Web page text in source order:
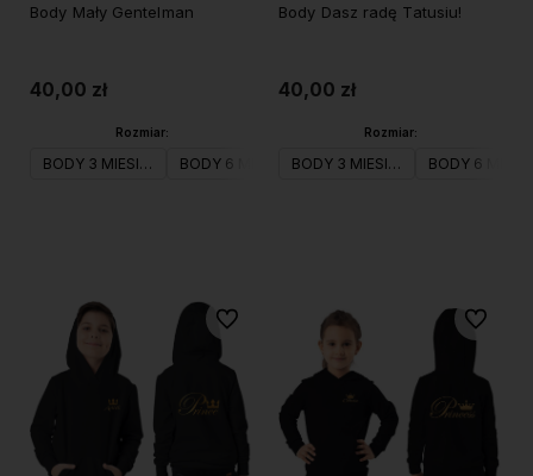
Body Mały Gentelman
40,00 zł
Rozmiar:
BODY 3 MIESIĄC BODY 6 MIESIĄC BODY 9 MIESIĄC BODY 12
Body Dasz radę Tatusiu!
40,00 zł
Rozmiar:
BODY 3 MIESIĄC BODY 6
Do ulubionych Do